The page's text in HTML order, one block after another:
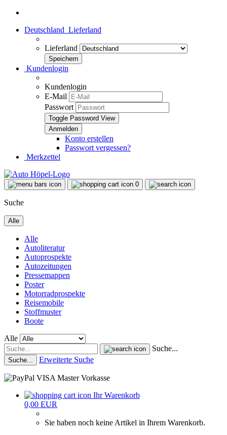
Deutschland Lieferland
Lieferland
Kundenlogin
Kundenlogin
E-Mail
Passwort
Toggle Password View
Konto erstellen
Passwort vergessen?
Merkzettel
0
Suche
Alle
Alle
Autoliteratur
Autoprospekte
Autozeitungen
Pressemappen
Poster
Motorradprospekte
Reisemobile
Stoffmuster
Boote
Alle
Suche...
Suche... Erweiterte Suche
Ihr Warenkorb
0,00 EUR
Sie haben noch keine Artikel in Ihrem Warenkorb.